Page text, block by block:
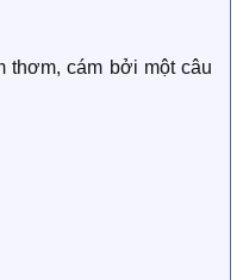
thơm, cám bởi một câu